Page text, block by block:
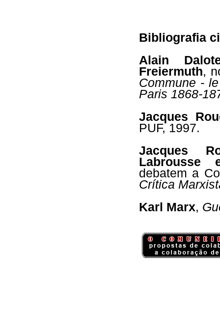
Bibliografia
Alain
Freiermuth,
Commune -
Paris 1868-
Jacques
PUF, 1997.
Jacques
Labrousse
debatem a
Crítica
Karl Marx,